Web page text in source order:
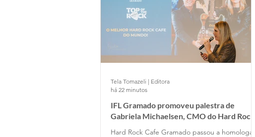
IFL Gramado promoveu palestra de
Gabriela Michaelsen, CMO do Hard Rock
Hard Rock Cafe Gramado passou a homologar
Tela Tomazeli | Editora
há 22 minutos